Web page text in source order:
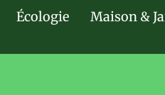
Écologie Maison &